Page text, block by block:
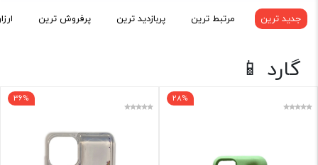
دسته بندی
گارد 📱
جدید ترین مرتبط ترین پربازدید ترین پرفروش ترین
گارد 📱
28%
36%